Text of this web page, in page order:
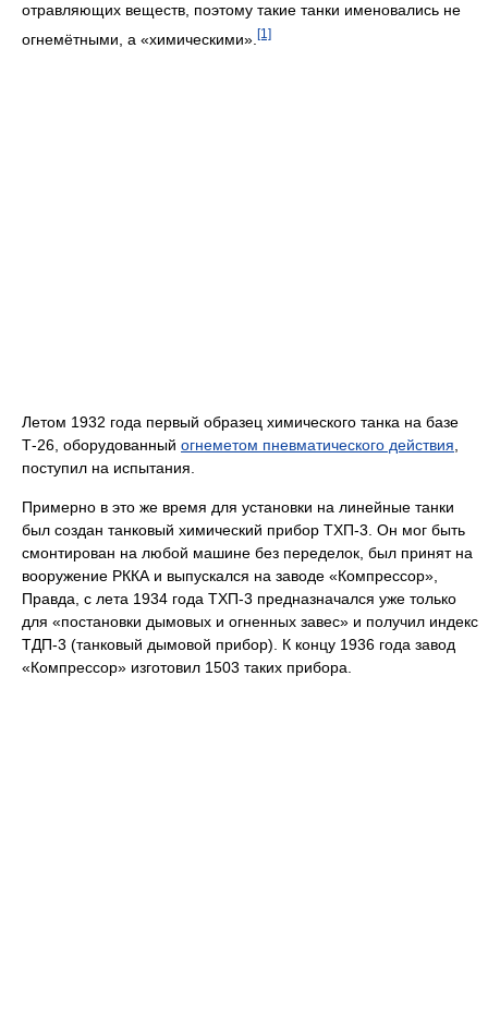
отравляющих веществ, поэтому такие танки именовались не
огнемётными, а «химическими». [1]
Летом 1932 года первый образец химического танка на базе
Т-26, оборудованный огнеметом пневматического действия
поступил на испытания.
Примерно в это же время для установки на линейные танки
был создан танковый химический прибор ТХП-3. Он мог быть
смонтирован на любой машине без переделок, был принят на
вооружение РККА и выпускался на заводе «Компрессор»,
Правда, с лета 1934 года ТХП-3 предназначался уже только
для «постановки дымовых и огненных завес» и получил индекс
ТДП-3 (танковый дымовой прибор). К концу 1936 года завод
«Компрессор» изготовил 1503 таких прибора.